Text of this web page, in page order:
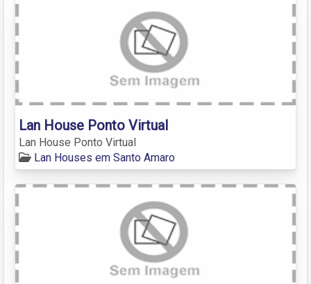
Lan House Ponto Virtual
Lan House Ponto Virtual
Lan Houses em Santo Amaro